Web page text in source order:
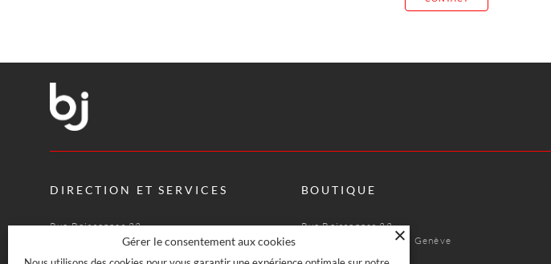
DIRECTION ET SERVICES
Rue Boissonnas 22
CH-1227 Les Acacias · Genève
BOUTIQUE
Rue Boissonnas 22
CH-1227 Les Acacias · Genève
Gérer le consentement aux cookies